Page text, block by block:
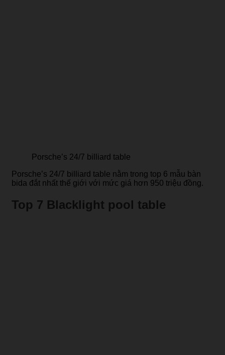
Porsche’s 24/7 billiard table
Porsche’s 24/7 billiard table nằm trong top 6 mẫu bàn
bida đắt nhất thế giới với mức giá hơn 950 triệu đồng.
Top 7 Blacklight pool table